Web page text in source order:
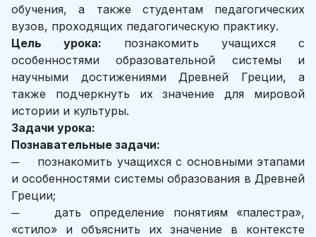
обучения, а также студентам педагогических
вузов, проходящих педагогическую практику.
Цель урока: познакомить учащихся с
особенностями образовательной системы и
научными достижениями Древней Греции, а
также подчеркнуть их значение для мировой
истории и культуры.
Задачи урока:
Познавательные задачи:
─ познакомить учащихся с основными этапами
и особенностями системы образования в Древней
Греции;
─ дать определение понятиям «палестра»,
«стило» и объяснить их значение в контексте